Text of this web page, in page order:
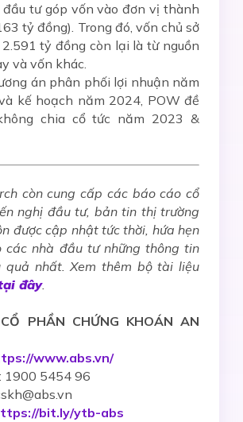
đầu tư góp vốn vào đơn vị thành
tỷ đồng). Trong đó, vốn chủ sở
2.591 tỷ đồng còn lại là từ nguồn
và vốn khác.
án phân phối lợi nhuận năm
kế hoạch năm 2024, POW đề
chia cổ tức năm 2023 &
còn cung cấp các báo cáo cổ
nghị đầu tư, bản tin thị trường
được cập nhật tức thời, hứa hẹn
các nhà đầu tư những thông tin
quả nhất. Xem thêm bộ tài liệu
đây.
PHẦN CHỨNG KHOÁN AN
www.abs.vn/
1900 5454 96
bit.ly/ytb-abs